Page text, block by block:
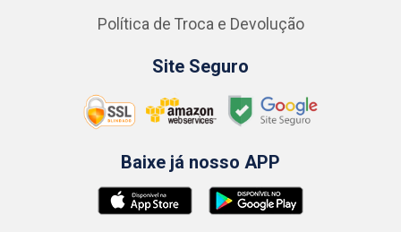
Política de Troca e Devolução
Site Seguro
Baixe já nosso APP